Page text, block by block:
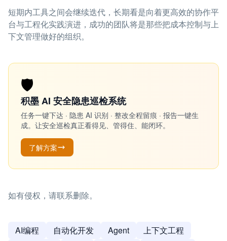
短期内工具之间会继续迭代，长期看是向着更高效的协作平
台与工程化实践演进，成功的团队将是那些把成本控制与上
下文管理做好的组织。
🛡️
积墨 AI 安全隐患巡检系统
任务一键下达 · 隐患 AI 识别 · 整改全程留痕 · 报告一键生
成。让安全巡检真正看得见、管得住、能闭环。
了解方案
如有侵权，请联系删除。
AI编程 自动化开发 Agent
上下文工程